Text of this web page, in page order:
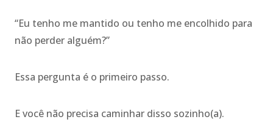
“Eu tenho me mantido ou tenho me encolhido para
não perder alguém?”
Essa pergunta é o primeiro passo.
E você não precisa caminhar disso sozinho(a).